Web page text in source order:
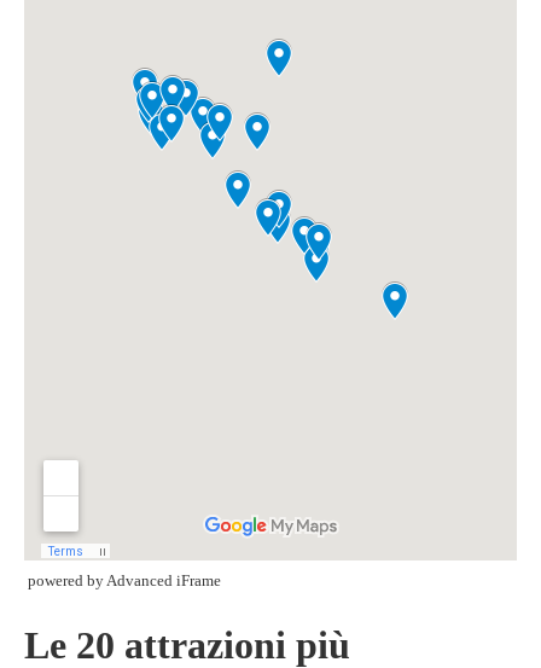
powered by Advanced iFrame
Le 20 attrazioni più